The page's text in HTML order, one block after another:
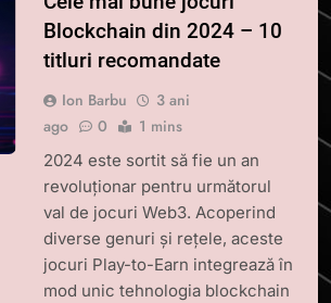
Blockchain din 2024 – 10
titluri recomandate
Ion Barbu
3 ani
ago
0 1 mins
2024 este sortit să fie un an
revoluționar pentru următorul
val de jocuri Web3. Acoperind
diverse genuri și rețele, aceste
jocuri Play-to-Earn integrează în
mod unic tehnologia blockchain